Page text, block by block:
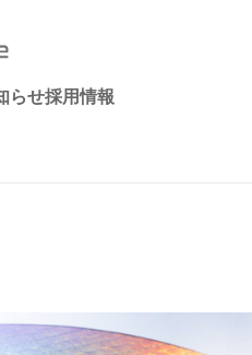
らせ採用情報